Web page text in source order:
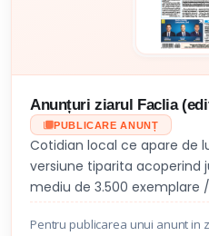
Anunțuri ziarul Faclia
PUBLICARE ANUNȚ
Cotidian local ce apare de
versiune tiparita acoperind
mediu de 3.500 exemplare
Pentru publicarea unui anunt in